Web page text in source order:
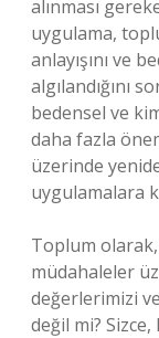
alınması
uygulama,
anlayışını ve
algılandığını
bedensel ve
daha fazla
üzerinde
uygulamalara
Toplum
müdahaleler
değerlerimizi
değil mi?